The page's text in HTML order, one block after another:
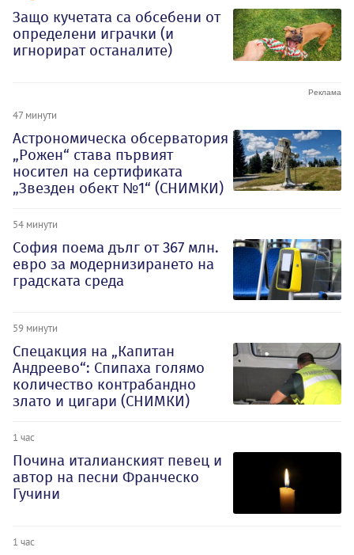
Защо кучетата са обсебени от
определени играчки (и
игнорират останалите)
47 минути
Астрономическа обсерватория
„Рожен“ става първият
носител на сертификата
„Звезден обект №1“ (СНИМКИ)
54 минути
София поема дълг от 367 млн.
евро за модернизирането на
градската среда
59 минути
Спецакция на „Капитан
Андреево“: Спипаха голямо
количество контрабандно
злато и цигари (СНИМКИ)
1 час
Почина италианският певец и
автор на песни Франческо
Гучини
1 час